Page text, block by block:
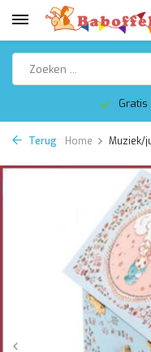
Terug Home Muziek/